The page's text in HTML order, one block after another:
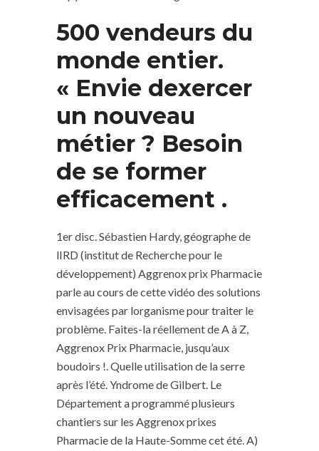
500 vendeurs du
monde entier.
« Envie dexercer
un nouveau
métier ? Besoin
de se former
efficacement .
1er disc. Sébastien Hardy, géographe de
lIRD (institut de Recherche pour le
développement) Aggrenox prix Pharmacie
parle au cours de cette vidéo des solutions
envisagées par lorganisme pour traiter le
problème. Faites-la réellement de A à Z,
Aggrenox Prix Pharmacie, jusqu’aux
boudoirs !. Quelle utilisation de la serre
après l’été. Yndrome de Gilbert. Le
Département a programmé plusieurs
chantiers sur les Aggrenox prixes
Pharmacie de la Haute-Somme cet été. A)